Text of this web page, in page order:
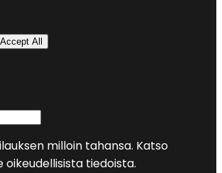
Accept All
milloin tahansa. Katso
tiedoista.